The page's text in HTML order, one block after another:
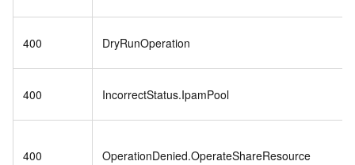
400 DryRunOperation
400 IncorrectStatus.IpamPool
400 OperationDenied.OperateShareResource